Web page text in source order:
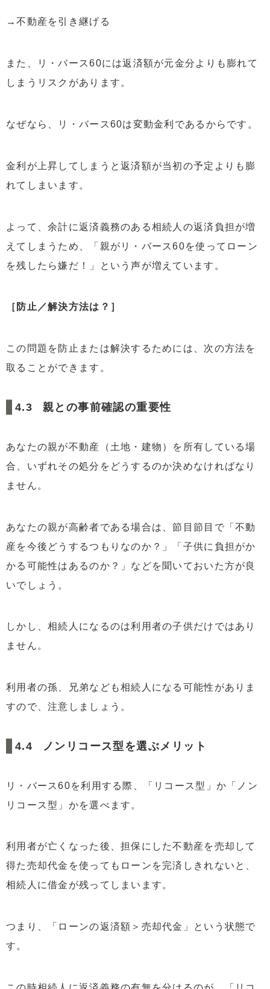
→不動産を引き継げる
また、リ・バース60には返済額が元金分よりも膨れて
しまうリスクがあります。
なぜなら、リ・バース60は変動金利であるからです。
金利が上昇してしまうと返済額が当初の予定よりも膨
れてしまいます。
よって、余計に返済義務のある相続人の返済負担が増
えてしまうため、「親がリ・バース60を使ってローン
を残したら嫌だ！」という声が増えています。
［防止／解決方法は？］
この問題を防止または解決するためには、次の方法を
取ることができます。
親との事前確認の重要性
あなたの親が不動産（土地・建物）を所有している場
合、いずれその処分をどうするのか決めなければなり
ません。
あなたの親が高齢者である場合は、節目節目で「不動
産を今後どうするつもりなのか？」「子供に負担がか
かる可能性はあるのか？」などを聞いておいた方が良
いでしょう。
しかし、相続人になるのは利用者の子供だけではあり
ません。
利用者の孫、兄弟なども相続人になる可能性がありま
すので、注意しましょう。
ノンリコース型を選ぶメリット
リ・バース60を利用する際、「リコース型」か「ノン
リコース型」かを選べます。
利用者が亡くなった後、担保にした不動産を売却して
得た売却代金を使ってもローンを完済しきれないと、
相続人に借金が残ってしまいます。
つまり、「ローンの返済額＞売却代金」という状態で
す。